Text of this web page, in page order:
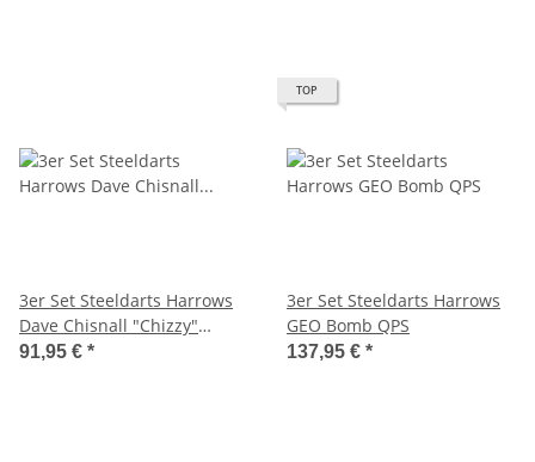
3er Set Steeldarts Harrows
Dave Chisnall "Chizzy"
Series 4 QPS
91,95 € *
TOP
3er Set Steeldarts Harrows
GEO Bomb QPS
137,95 € *